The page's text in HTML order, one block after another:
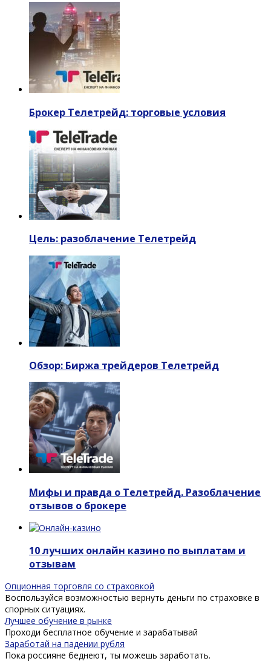
Брокер Телетрейд: торговые условия
Цель: разоблачение Телетрейд
Обзор: Биржа трейдеров Телетрейд
Мифы и правда о Телетрейд. Разоблачение
отзывов о брокере
10 лучших онлайн казино по выплатам и
отзывам
Опционная торговля со страховкой
Воспользуйся возможностью вернуть деньги по страховке в
спорных ситуациях.
Лучшее обучение в рынке
Проходи бесплатное обучение и зарабатывай
Заработай на падении рубля
Пока россияне беднеют, ты можешь заработать.